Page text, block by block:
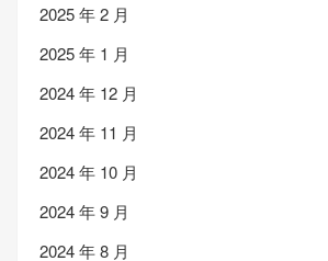
2025 年 2 月
2025 年 1 月
2024 年 12 月
2024 年 11 月
2024 年 10 月
2024 年 9 月
2024 年 8 月